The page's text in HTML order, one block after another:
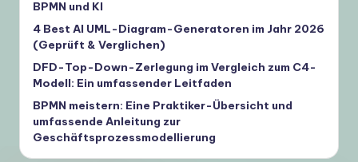
BPMN und KI
4 Best AI UML-Diagram-Generatoren im Jahr 2026
(Geprüft & Verglichen)
DFD-Top-Down-Zerlegung im Vergleich zum C4-
Modell: Ein umfassender Leitfaden
BPMN meistern: Eine Praktiker-Übersicht und
umfassende Anleitung zur
Geschäftsprozessmodellierung